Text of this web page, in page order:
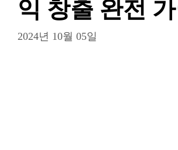
익 창출 완전
2024년 10월 05일